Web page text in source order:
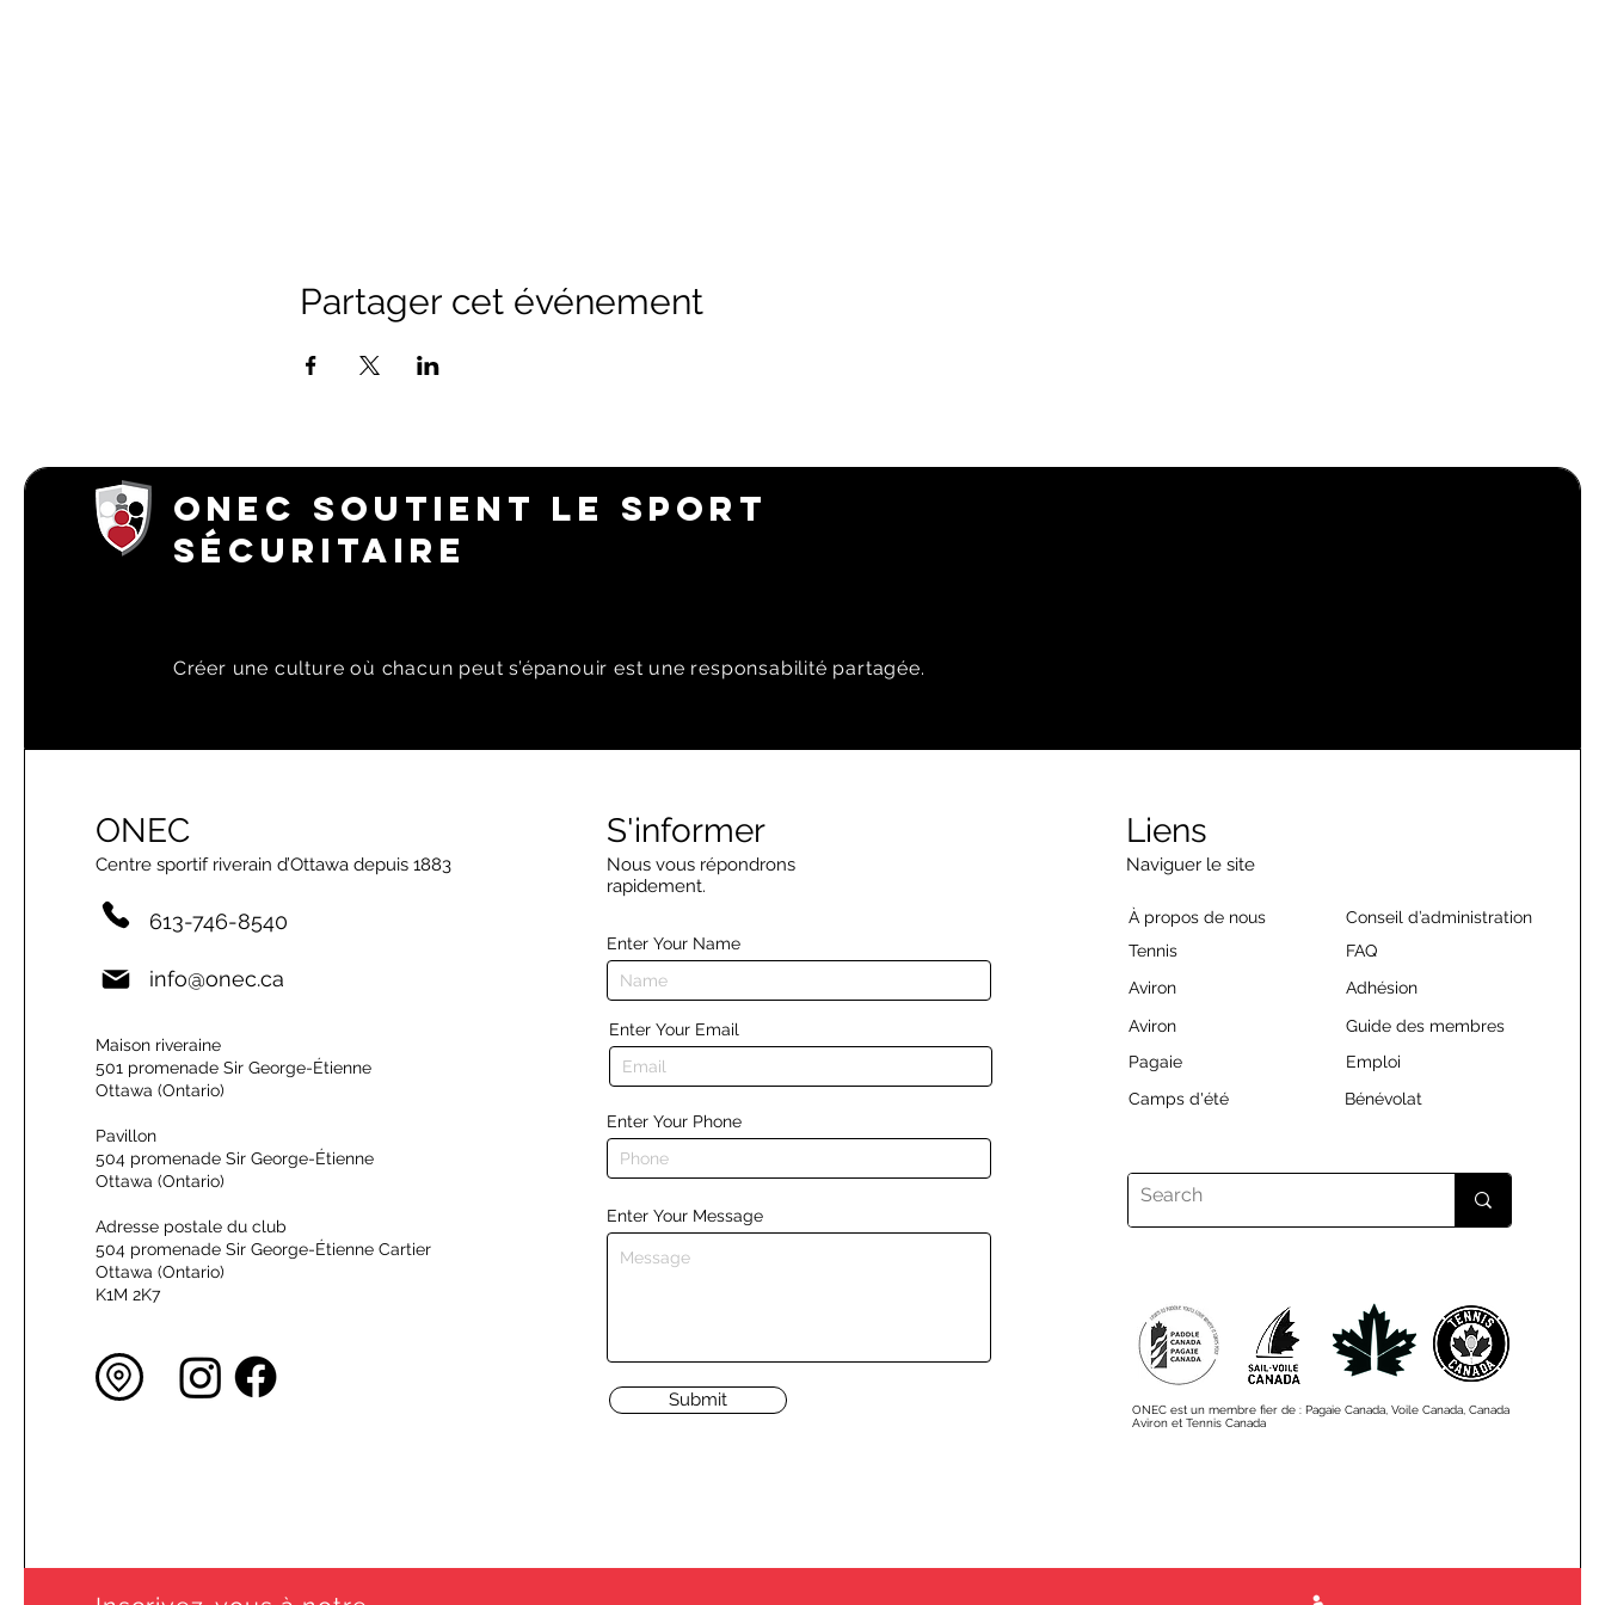
Partager cet événement
ONEC SOUTIENT LE SPORT
SÉCURITAIRE
Créer une culture où chacun peut s’épanouir est une responsabilité partagée.
ONEC
Centre sportif riverain d’Ottawa depuis 1883
613-746-8540
info@onec.ca
Maison riveraine
501 promenade Sir George-Étienne
Ottawa (Ontario)
Pavillon
504 promenade Sir George-Étienne
Ottawa (Ontario)
Adresse postale du club
504 promenade Sir George-Étienne Cartier
Ottawa (Ontario)
K1M 2K7
S'informer
Nous vous répondrons
rapidement.
Enter Your Name
Enter Your Email
Enter Your Phone
Enter Your Message
Submit
Liens
Naviguer le site
À propos de nous
Tennis
Aviron
Aviron
Pagaie
Camps d'été
Conseil d’administration
FAQ
Adhésion
Guide des membres
Emploi
Bénévolat
ONEC est un membre fier de : Pagaie Canada, Voile Canada, Canada
Aviron et Tennis Canada